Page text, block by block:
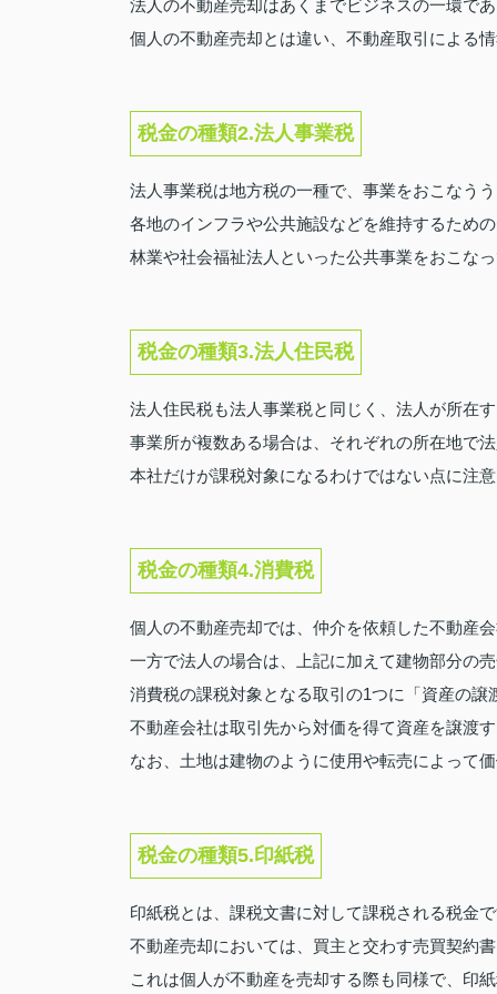
法人の不動産売却はあくまでビジネスの一環で
個人の不動産売却とは違い、不動産取引による
税金の種類2.法人事業税
法人事業税は地方税の一種で、事業をおこなう
各地のインフラや公共施設などを維持するため
林業や社会福祉法人といった公共事業をおこな
税金の種類3.法人住民税
法人住民税も法人事業税と同じく、法人が所在
事業所が複数ある場合は、それぞれの所在地で
本社だけが課税対象になるわけではない点に注
税金の種類4.消費税
個人の不動産売却では、仲介を依頼した不動産
一方で法人の場合は、上記に加えて建物部分の
消費税の課税対象となる取引の1つに「資産の
不動産会社は取引先から対価を得て資産を譲渡
なお、土地は建物のように使用や転売によって
税金の種類5.印紙税
印紙税とは、課税文書に対して課税される税金
不動産売却においては、買主と交わす売買契約
これは個人が不動産を売却する際も同様で、印